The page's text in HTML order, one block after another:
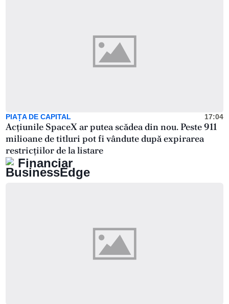
PIAȚA DE CAPITAL 17:04
Acțiunile SpaceX ar putea scădea din nou. Peste 911
milioane de titluri pot fi vândute după expirarea
restricțiilor de la listare
Financiar